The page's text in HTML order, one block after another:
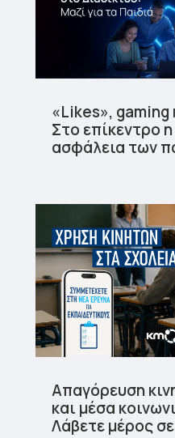
«Likes», gaming
Στο επίκεντρο
ασφάλεια των
Απαγόρευση
και μέσα
Λάβετε μέρος